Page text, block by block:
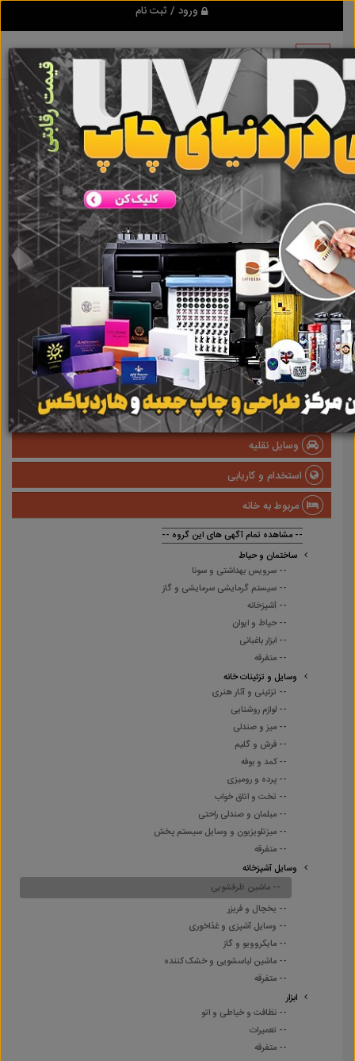
ورود / ثبت نام
هیچ آگهی در این گروه ثبت نشده
است
گروه ها
املاک
صنعتی
پزشکی و سلامت
وسایل نقلیه
استخدام و کاریابی
مربوط به خانه
-- مشاهده تمام آگهی های این گروه --
ساختمان و حیاط
-- سرویس بهداشتی و سونا
-- سیستم گرمایشی سرمایشی و گاز
-- آشپزخانه
-- حیاط و ایوان
-- ابزار باغبانی
-- متفرقه
وسایل و تزئینات خانه
-- تزئینی و آثار هنری
-- لوازم روشنایی
-- میز و صندلی
-- فرش و گلیم
-- کمد و بوفه
-- پرده و رومیزی
-- تخت و اتاق خواب
-- مبلمان و صندلی راحتی
-- میزتلویزیون و وسایل سیستم پخش
-- متفرقه
وسایل آشپزخانه
-- ماشین ظرفشویی
-- یخچال و فریزر
-- وسایل آشپزی و غذاخوری
-- مایکروویو و گاز
-- ماشین لباسشویی و خشک کننده
-- متفرقه
ابزار
-- نظافت و خیاطی و اتو
-- تعمیرات
-- متفرقه